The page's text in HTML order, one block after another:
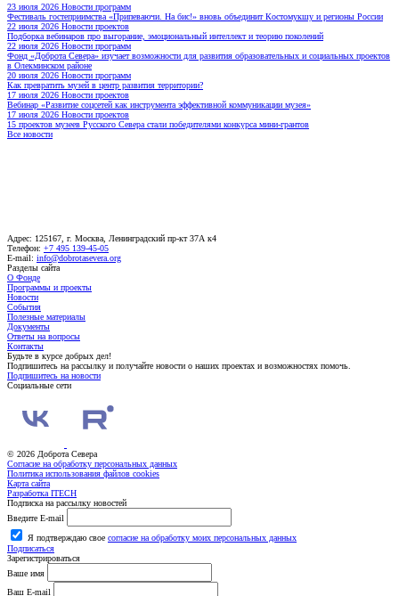
23 июля 2026 Новости программ
Фестиваль гостеприимства «Припеваючи. На бис!» вновь объединит Костомукшу и регионы России
22 июля 2026 Новости проектов
Подборка вебинаров про выгорание, эмоциональный интеллект и теорию поколений
22 июля 2026 Новости программ
Фонд «Доброта Севера» изучает возможности для развития образовательных и социальных проектов
в Олекминском районе
20 июля 2026 Новости программ
Как превратить музей в центр развития территории?
17 июля 2026 Новости проектов
Вебинар «Развитие соцсетей как инструмента эффективной коммуникации музея»
17 июля 2026 Новости проектов
15 проектов музеев Русского Севера стали победителями конкурса мини-грантов
Все новости
Адрес: 125167, г. Москва, Ленинградский пр-кт 37А к4
Телефон: +7 495 139-45-05
E-mail: info@dobrotasevera.org
Разделы сайта
О Фонде
Программы и проекты
Новости
События
Полезные материалы
Документы
Ответы на вопросы
Контакты
Будьте в курсе добрых дел!
Подпишитесь на рассылку и получайте новости о наших проектах и возможностях помочь.
Подпишитесь на новости
Социальные сети
© 2026 Доброта Севера
Согласие на обработку персональных данных
Политика использования файлов cookies
Карта сайта
Разработка ITECH
Подписка на рассылку новостей
Введите E-mail
Я подтверждаю свое согласие на обработку моих персональных данных
Подписаться
Зарегистрироваться
Ваше имя
Ваш E-mail